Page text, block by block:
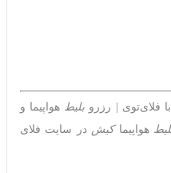
فلای‌توی | رزرو بلیط هواپیما و
هواپیماکیش در سایت فلای